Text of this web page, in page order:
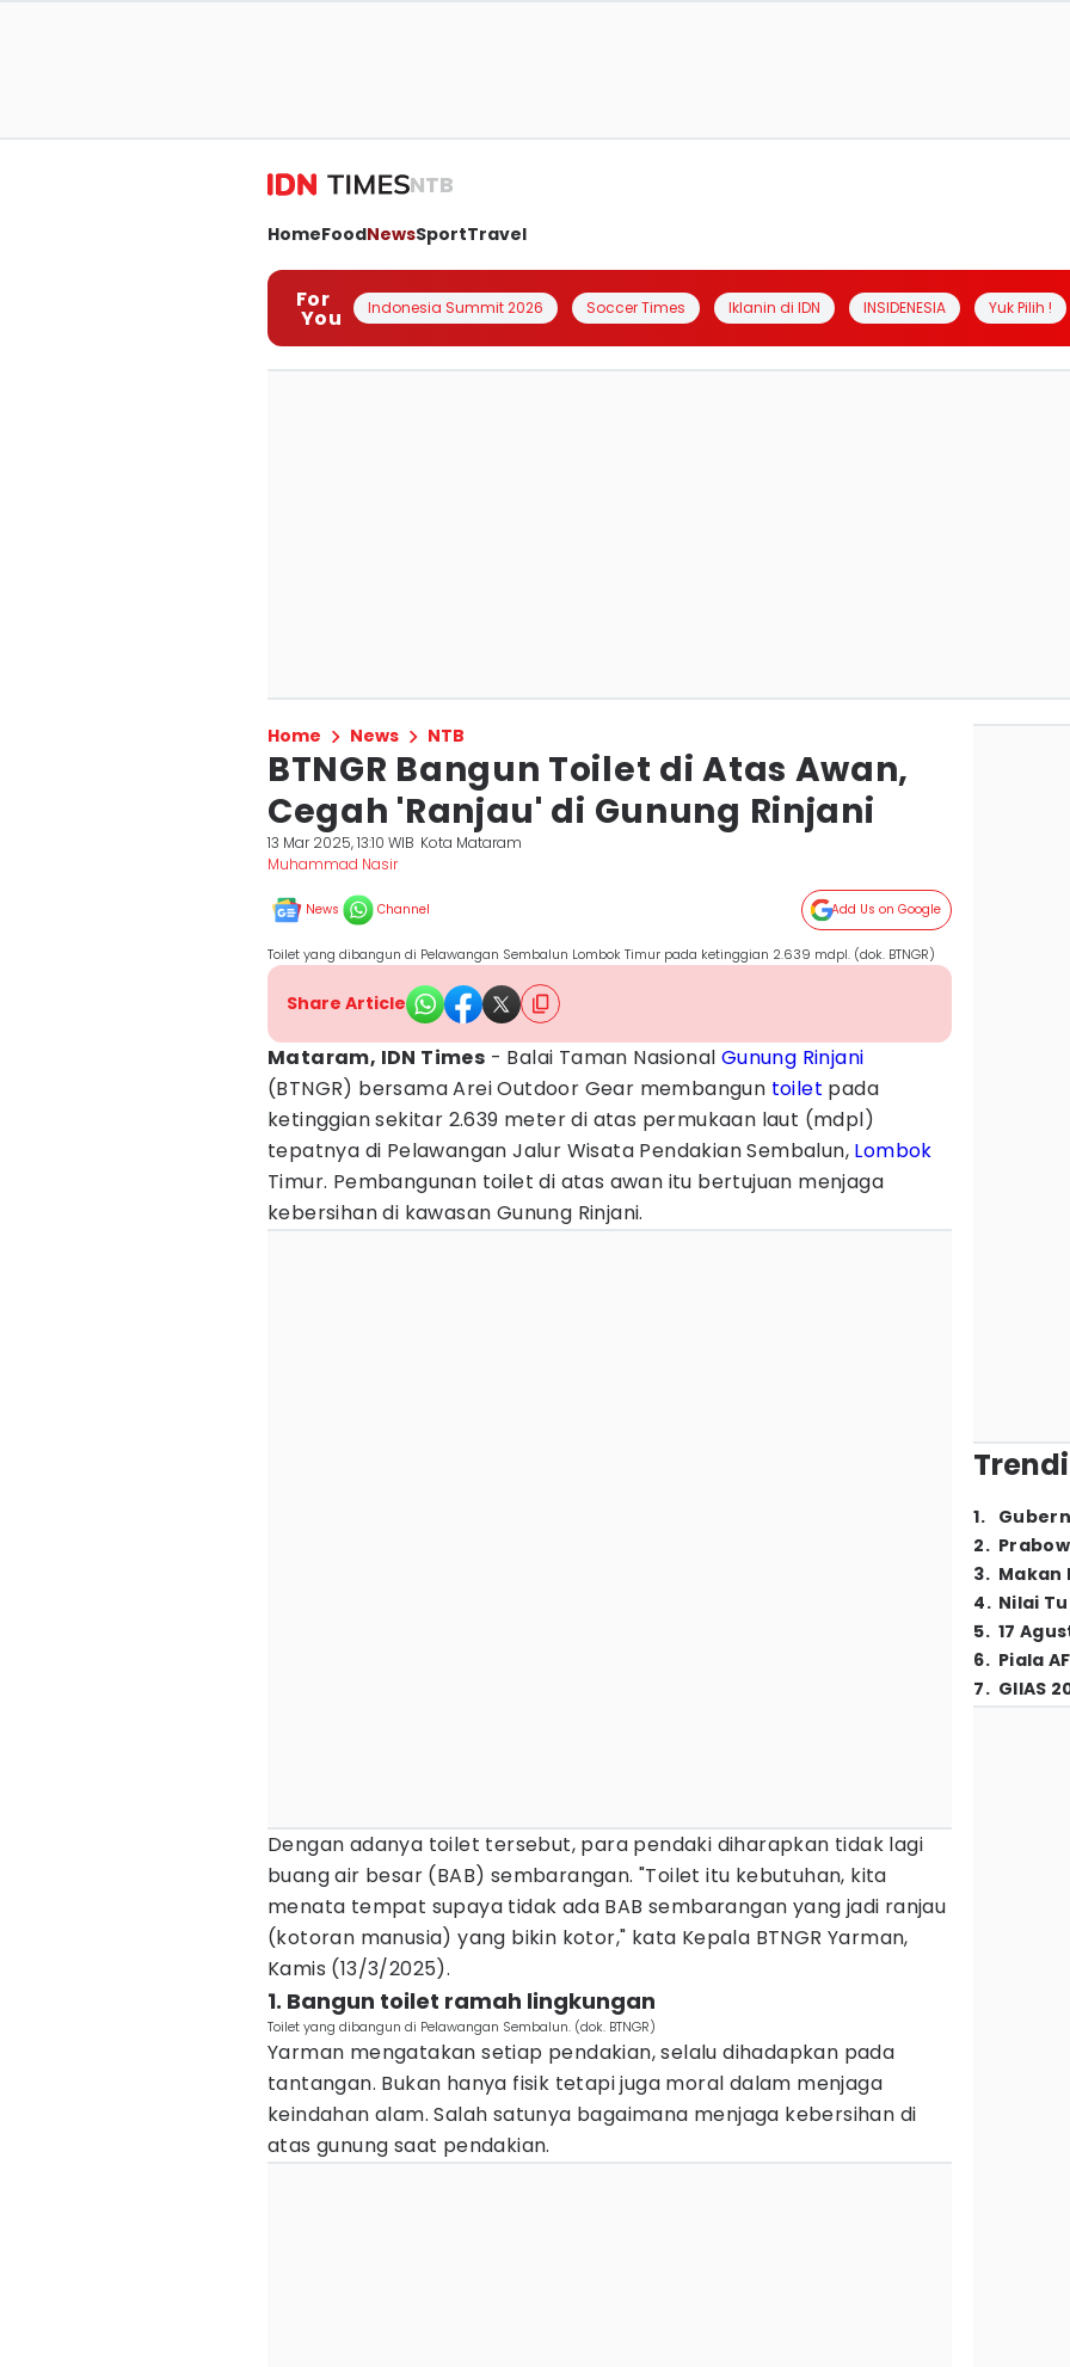
NTB
HomeFoodNewsSportTravel
For
You Indonesia Summit 2026 Soccer Times Iklanin di IDN INSIDENESIA Yuk Pilih !
Home News NTB
BTNGR Bangun Toilet di Atas Awan,
Cegah 'Ranjau' di Gunung Rinjani
13 Mar 2025, 13:10 WIB Kota Mataram
Muhammad Nasir
News Channel Add Us on Google
Toilet yang dibangun di Pelawangan Sembalun Lombok Timur pada ketinggian 2.639 mdpl. (dok. BTNGR)
Share Article
Mataram, IDN Times - Balai Taman Nasional Gunung Rinjani
(BTNGR) bersama Arei Outdoor Gear membangun toilet pada
ketinggian sekitar 2.639 meter di atas permukaan laut (mdpl)
tepatnya di Pelawangan Jalur Wisata Pendakian Sembalun, Lombok
Timur. Pembangunan toilet di atas awan itu bertujuan menjaga
kebersihan di kawasan Gunung Rinjani.
Dengan adanya toilet tersebut, para pendaki diharapkan tidak lagi
buang air besar (BAB) sembarangan. "Toilet itu kebutuhan, kita
menata tempat supaya tidak ada BAB sembarangan yang jadi ranjau
(kotoran manusia) yang bikin kotor," kata Kepala BTNGR Yarman,
Kamis (13/3/2025).
1. Bangun toilet ramah lingkungan
Toilet yang dibangun di Pelawangan Sembalun. (dok. BTNGR)
Yarman mengatakan setiap pendakian, selalu dihadapkan pada
tantangan. Bukan hanya fisik tetapi juga moral dalam menjaga
keindahan alam. Salah satunya bagaimana menjaga kebersihan di
atas gunung saat pendakian.
1.
2.
3. Makan
4. Nilai
5. 17
6. Piala
7. GIIAS